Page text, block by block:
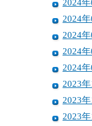
2024年
2024年
2024年
2024年
2024年
2023年
2023年
2023年